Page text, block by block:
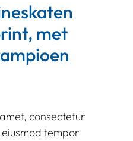
met
consectetur
tempor